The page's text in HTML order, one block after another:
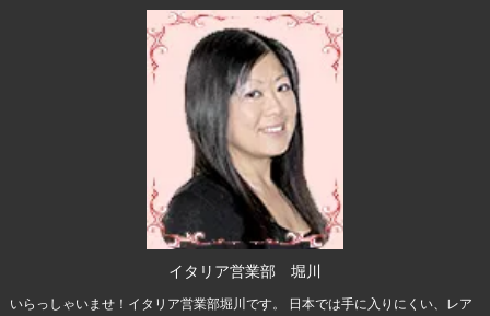
イタリア営業部 堀川
いらっしゃいませ！イタリア営業部堀川です。 日本では手に入りにくい、レア